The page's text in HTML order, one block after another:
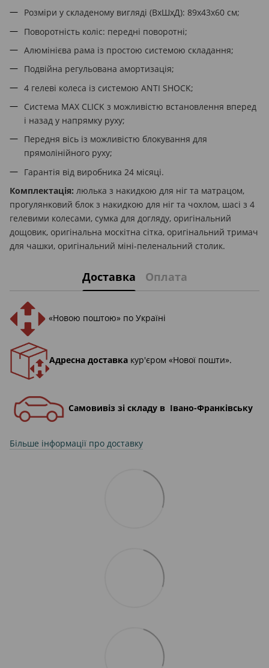
Розміри у складеному вигляді (ВхШхД): 89x43x60 см;
Поворотність коліс: передні поворотні;
Алюмінієва рама із простою системою складання;
Подвійна регульована амортизація;
4 гелеві колеса із системою ANTI SHOCK;
Система MAX CLICK з можливістю встановлення вперед
і назад у напрямку руху;
Передня вісь із можливістю блокування для
прямолінійного руху;
Гарантія від виробника 24 місяці.
Комплектація: люлька з накидкою для ніг та матрацом,
прогулянковий блок з накидкою для ніг та чохлом, шасі з 4
гелевими колесами, сумка для догляду, оригінальний
дощовик, оригінальна москітна сітка, оригінальний тримач
для чашки, оригінальний міні-пеленальний столик.
Доставка Оплата
«Новою поштою» по Україні
Адресна доставка кур'єром «Нової пошти».
Самовивіз зі складу в Івано-Франківську
Більше інформації про доставку